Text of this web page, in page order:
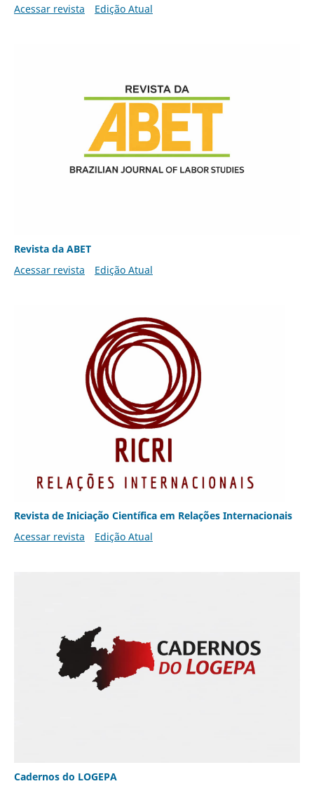
Acessar revista Edição Atual
Revista da ABET
Acessar revista
Edição Atual
Revista de Iniciação Científica em Relações Internacionais
Acessar revista
Edição Atual
Cadernos do LOGEPA